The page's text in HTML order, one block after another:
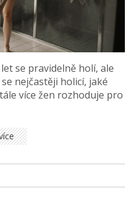
se pravidelně holí, ale
nejčastěji holicí, jaké
více žen rozhoduje pro